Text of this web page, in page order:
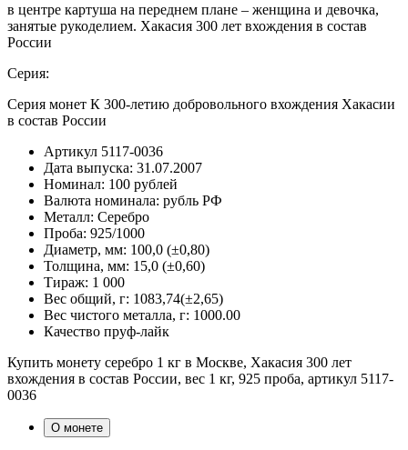
в центре картуша на переднем плане – женщина и девочка,
занятые рукоделием. Хакасия 300 лет вхождения в состав
России
Серия:
Серия монет К 300-летию добровольного вхождения Хакасии
в состав России
Артикул 5117-0036
Дата выпуска: 31.07.2007
Номинал: 100 рублей
Валюта номинала: рубль РФ
Металл: Серебро
Проба: 925/1000
Диаметр, мм: 100,0 (±0,80)
Толщина, мм: 15,0 (±0,60)
Тираж: 1 000
Вес общий, г: 1083,74(±2,65)
Вес чистого металла, г: 1000.00
Качество пруф-лайк
Купить монету серебро 1 кг в Москве, Хакасия 300 лет
вхождения в состав России, вес 1 кг, 925 проба, артикул 5117-
0036
О монете